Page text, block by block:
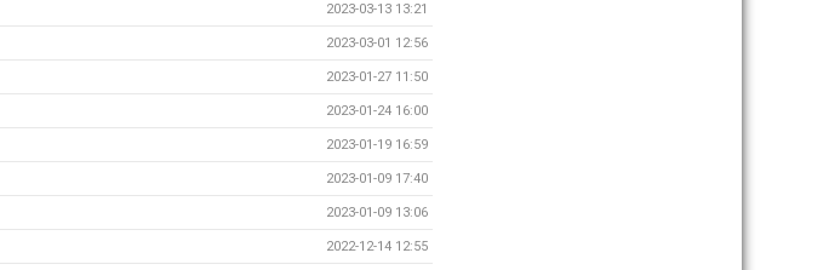
2023-03-13 13:21
2023-03-01 12:56
2023-01-27 11:50
2023-01-24 16:00
2023-01-19 16:59
2023-01-09 17:40
2023-01-09 13:06
2022-12-14 12:55